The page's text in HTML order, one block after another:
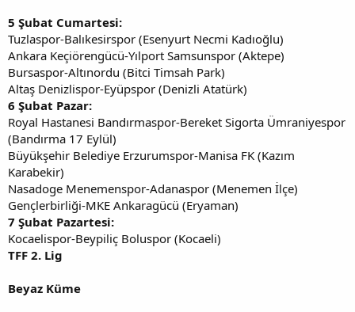
5 Şubat Cumartesi:
Tuzlaspor-Balıkesirspor (Esenyurt Necmi Kadıoğlu)
Ankara Keçiörengücü-Yılport Samsunspor (Aktepe)
Bursaspor-Altınordu (Bitci Timsah Park)
Altaş Denizlispor-Eyüpspor (Denizli Atatürk)
6 Şubat Pazar:
Royal Hastanesi Bandırmaspor-Bereket Sigorta Ümraniyespor
(Bandırma 17 Eylül)
Büyükşehir Belediye Erzurumspor-Manisa FK (Kazım
Karabekir)
Nasadoge Menemenspor-Adanaspor (Menemen İlçe)
Gençlerbirliği-MKE Ankaragücü (Eryaman)
7 Şubat Pazartesi:
Kocaelispor-Beypiliç Boluspor (Kocaeli)
TFF 2. Lig
Beyaz Küme